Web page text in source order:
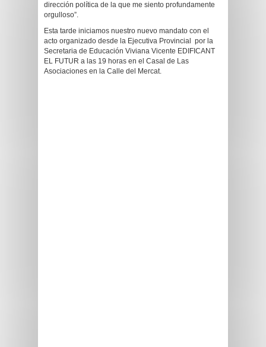
dirección política de la que me siento profundamente
orgulloso”.
Esta tarde iniciamos nuestro nuevo mandato con el
acto organizado desde la Ejecutiva Provincial por la
Secretaria de Educación Viviana Vicente EDIFICANT
EL FUTUR a las 19 horas en el Casal de Las
Asociaciones en la Calle del Mercat.